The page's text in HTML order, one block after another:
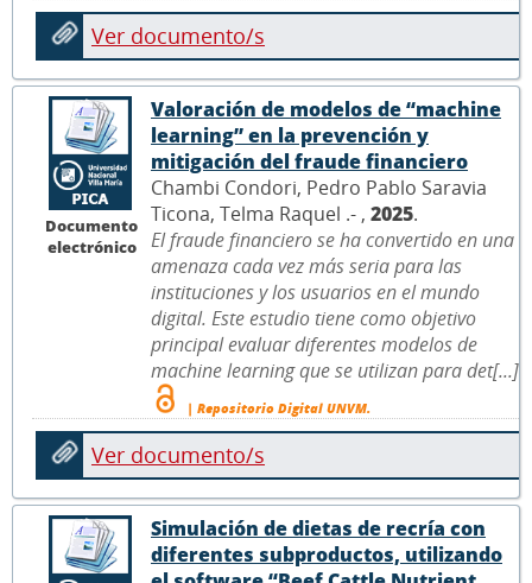
Ver documento/s
Documento
electrónico
Valoración de modelos de “machine
learning” en la prevención y
mitigación del fraude financiero
Chambi Condori, Pedro Pablo Saravia
Ticona, Telma Raquel .- , 2025.
El fraude financiero se ha convertido en una
amenaza cada vez más seria para las
instituciones y los usuarios en el mundo
digital. Este estudio tiene como objetivo
principal evaluar diferentes modelos de
machine learning que se utilizan para det[...]
| Repositorio Digital UNVM.
Ver documento/s
Simulación de dietas de recría con
diferentes subproductos, utilizando